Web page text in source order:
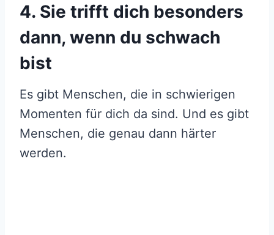
4. Sie trifft dich besonders
dann, wenn du schwach
bist
Es gibt Menschen, die in schwierigen
Momenten für dich da sind. Und es gibt
Menschen, die genau dann härter
werden.